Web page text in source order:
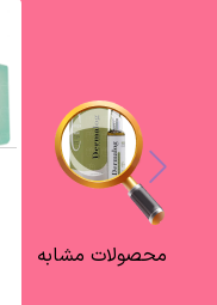
محصولات مشابه